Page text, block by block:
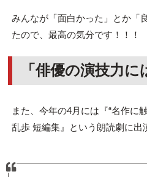
みんなが「面白かった」とか「
たので、最高の気分です！！！
「俳優の演技力に
また、今年の4月には『“名作に
乱歩 短編集』という朗読劇に出